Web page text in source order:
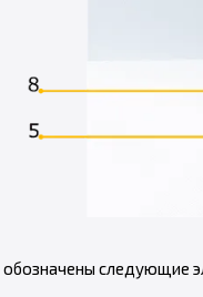
обозначены следующие